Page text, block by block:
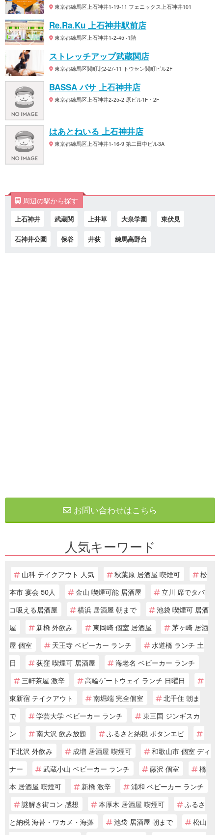
東京都練馬区上石神井1-19-11 フェニックス上石神井101
Re.Ra.Ku 上石神井駅前店
東京都練馬区上石神井1-2-45 -1階
ストレッチアップ武蔵関店
東京都練馬区関町北2-27-11 トウセン関町ビル2F
BASSA バサ 上石神井店
東京都練馬区上石神井2-25-2 原ビル1F・2F
はあとねいる 上石神井店
東京都練馬区上石神井1-16-9 第二田中ビル3A
周辺の駅から探す
上石神井 武蔵関 上井草 大泉学園 東伏見
石神井公園 保谷 井荻 練馬高野台
お問い合わせはこちら
人気キーワード
山科 テイクアウト 人気 秋葉原 居酒屋 喫煙可
松
本市 宴会 50人
金山 喫煙可能 居酒屋
立川 席でタバ
コ吸える居酒屋
横浜 居酒屋 朝まで
池袋 喫煙可 居酒
屋
新橋 外飲み 東岡崎 個室 居酒屋
茅ヶ崎 居酒
屋 個室
天王寺 ベビーカー ランチ
水道橋 ランチ 土
日
荻窪 喫煙可 居酒屋
海老名 ベビーカー ランチ
三軒茶屋 激辛
高輪ゲートウェイ ランチ 日曜日
東新宿 テイクアウト
南堀端 完全個室
北千住 朝ま
で
学芸大学 ベビーカー ランチ
東三国 ジンギスカ
ン
南大沢 飲み放題
ふるさと納税 ボタンエビ
下北沢 外飲み
成増 居酒屋 喫煙可
和歌山市 個室 ディ
ナー
武蔵小山 ベビーカー ランチ 藤沢 個室
橋
本 居酒屋 喫煙可
新橋 激辛
浦和 ベビーカー ランチ
謎解き街コン 感想
本厚木 居酒屋 喫煙可
ふるさ
と納税 海苔・ワカメ・海藻
池袋 居酒屋 朝まで
松山